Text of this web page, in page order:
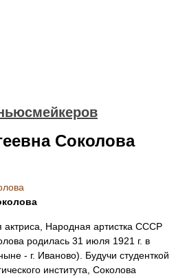
Соколова
актриса, Народная артистка СССР
родилась 31 июля 1921 г. в
- г. Иваново). Будучи студенткой
института, Соколова